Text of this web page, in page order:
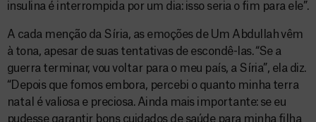
insulina é interrompida por um dia: isso seria o fim para ele”.
A cada menção da Síria, as emoções de Um Abdullah vêm
à tona, apesar de suas tentativas de escondê-las. “Se a
guerra terminar, vou voltar para o meu país, a Síria”, ela diz.
“Depois que fomos embora, percebi o quanto minha terra
natal é valiosa e preciosa. Ainda mais importante: se eu
pudesse garantir bons cuidados de saúde para minha filha